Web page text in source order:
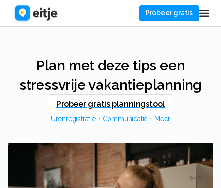
Probeer gratis
Plan met deze tips een
stressvrije vakantieplanning
Probeer gratis planningstool
Urenregistratie・ Communicatie ・ Meer